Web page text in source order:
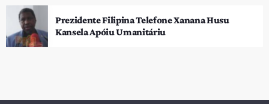
Prezidente Filipina Telefone Xanana Husu
Kansela Apóiu Umanitáriu